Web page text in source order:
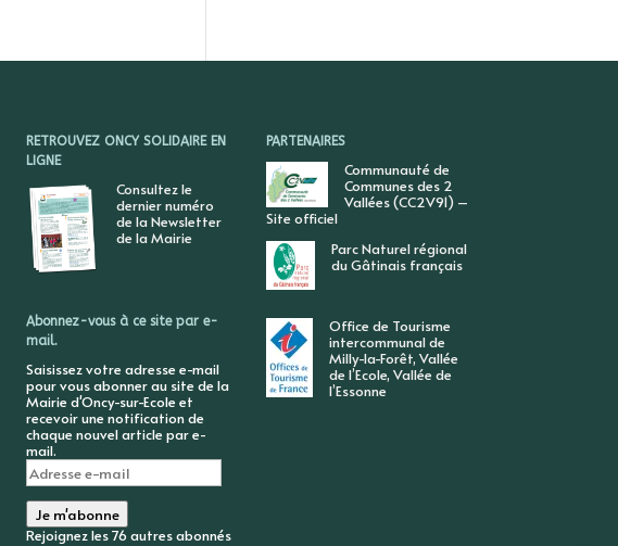
RETROUVEZ ONCY SOLIDAIRE EN
LIGNE
Consultez le
dernier numéro
de la Newsletter
de la Mairie
Abonnez-vous à ce site par e-
mail.
Saisissez votre adresse e-mail
pour vous abonner au site de la
Mairie d'Oncy-sur-Ecole et
recevoir une notification de
chaque nouvel article par e-
mail.
Adresse
e-
mail
Je m'abonne
Rejoignez les 76 autres abonnés
PARTENAIRES
Communauté de
Communes des 2
Vallées (CC2V91) –
Site officiel
Parc Naturel régional
du Gâtinais français
Office de Tourisme
intercommunal de
Milly-la-Forêt, Vallée
de l’Ecole, Vallée de
l’Essonne